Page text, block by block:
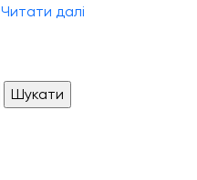
Читати далі